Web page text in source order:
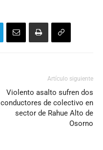
Artículo siguiente
Violento asalto sufren dos
conductores de colectivo en
sector de Rahue Alto de
Osorno